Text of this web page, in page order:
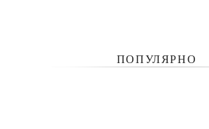
ПОПУЛЯРНО